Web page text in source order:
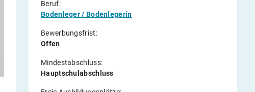
Beruf:
Bodenleger / Bodenlegerin
Bewerbungsfrist:
Offen
Mindestabschluss:
Hauptschulabschluss